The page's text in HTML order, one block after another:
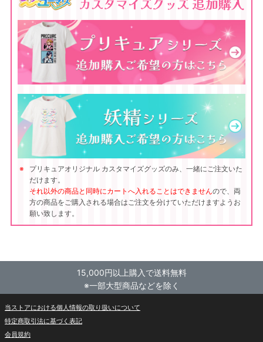
プリキュアオリジナル カスタマイズグッズのみ、一緒にご注文いた
だけます。
それ以外の商品と同時にカートへ入れることはできませんので、両
方の商品をご購入される場合はご注文を分けていただけますようお
願い致します。
15,000円以上購入で送料無料
※一部大型商品などを除く
当ストアにおける個人情報の取り扱いについて
特定商取引法に基づく表記
会員規約